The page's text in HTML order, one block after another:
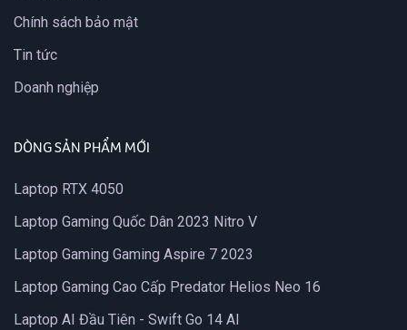
Chính sách bảo mật
Tin tức
Doanh nghiệp
DÒNG SẢN PHẨM MỚI
Laptop RTX 4050
Laptop Gaming Quốc Dân 2023 Nitro V
Laptop Gaming Gaming Aspire 7 2023
Laptop Gaming Cao Cấp Predator Helios Neo 16
Laptop AI Đầu Tiên - Swift Go 14 AI